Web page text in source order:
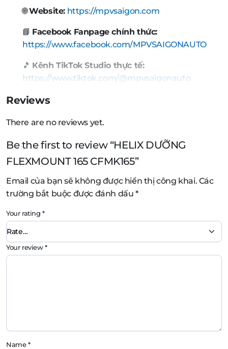
🌐Website: https://mpvsaigon.com
📘 Facebook Fanpage chính thức:
https://www.facebook.com/MPVSAIGONAUTO
🎵 Kênh TikTok Studio thực tế:
https://www.tiktok.com/@mpvsaigonauto
Reviews
There are no reviews yet.
Be the first to review “HELIX DƯỠNG
FLEXMOUNT 165 CFMK165”
Email của bạn sẽ không được hiển thị công khai. Các
trường bắt buộc được đánh dấu*
Your rating*
Your review*
Name*